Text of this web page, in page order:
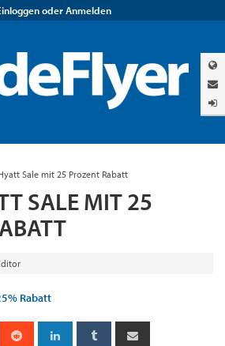
oder Anmelden
Sale mit 25 Prozent Rabatt
SALE MIT 25